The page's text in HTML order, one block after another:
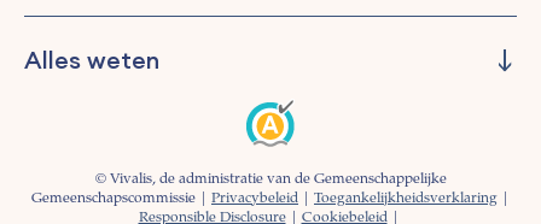
Alles weten
Informeren
Begeleiding
© Vivalis, de administratie van de Gemeenschappelijke
Gemeenschapscommissie | Privacybeleid Toegankelijkheidsverklaring
Responsible Disclosure| Cookiebeleid|